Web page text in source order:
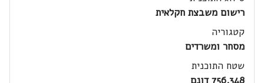
רישום משבצת חקלאית
קטגוריה
מסחר ומשרדים
שטח התוכנית